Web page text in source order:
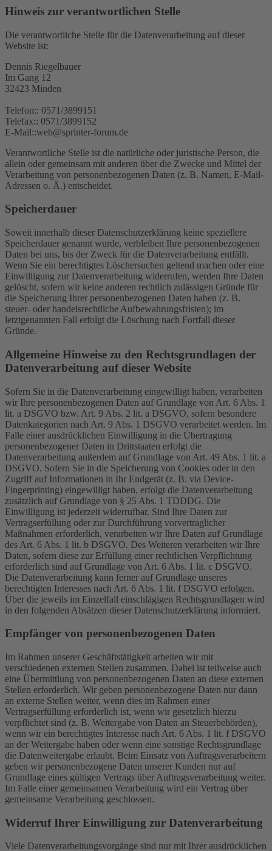
Hinweis zur verantwortlichen Stelle
Die verantwortliche Stelle für die Datenverarbeitung auf dieser
Website ist:
Dennis Riegelbauer
Im Gang 12
32423 Minden
Telefon:: 0571/3899151
Telefax:: 0571/3899152
E-Mail::web@sprinter-forum.de
Verantwortliche Stelle ist die natürliche oder juristische Person, die
allein oder gemeinsam mit anderen über die Zwecke und Mittel der
Verarbeitung von personenbezogenen Daten (z. B. Namen, E-Mail-
Adressen o. Ä.) entscheidet.
Speicherdauer
Soweit innerhalb dieser Datenschutzerklärung keine speziellere
Speicherdauer genannt wurde, verbleiben Ihre personenbezogenen
Daten bei uns, bis der Zweck für die Datenverarbeitung entfällt.
Wenn Sie ein berechtigtes Löschersuchen geltend machen oder eine
Einwilligung zur Datenverarbeitung widerrufen, werden Ihre Daten
gelöscht, sofern wir keine anderen rechtlich zulässigen Gründe für
die Speicherung Ihrer personenbezogenen Daten haben (z. B.
steuer- oder handelsrechtliche Aufbewahrungsfristen); im
letztgenannten Fall erfolgt die Löschung nach Fortfall dieser
Gründe.
Allgemeine Hinweise zu den Rechtsgrundlagen der
Datenverarbeitung auf dieser Website
Sofern Sie in die Datenverarbeitung eingewilligt haben, verarbeiten
wir Ihre personenbezogenen Daten auf Grundlage von Art. 6 Abs. 1
lit. a DSGVO bzw. Art. 9 Abs. 2 lit. a DSGVO, sofern besondere
Datenkategorien nach Art. 9 Abs. 1 DSGVO verarbeitet werden. Im
Falle einer ausdrücklichen Einwilligung in die Übertragung
personenbezogener Daten in Drittstaaten erfolgt die
Datenverarbeitung außerdem auf Grundlage von Art. 49 Abs. 1 lit. a
DSGVO. Sofern Sie in die Speicherung von Cookies oder in den
Zugriff auf Informationen in Ihr Endgerät (z. B. via Device-
Fingerprinting) eingewilligt haben, erfolgt die Datenverarbeitung
zusätzlich auf Grundlage von § 25 Abs. 1 TDDDG. Die
Einwilligung ist jederzeit widerrufbar. Sind Ihre Daten zur
Vertragserfüllung oder zur Durchführung vorvertraglicher
Maßnahmen erforderlich, verarbeiten wir Ihre Daten auf Grundlage
des Art. 6 Abs. 1 lit. b DSGVO. Des Weiteren verarbeiten wir Ihre
Daten, sofern diese zur Erfüllung einer rechtlichen Verpflichtung
erforderlich sind auf Grundlage von Art. 6 Abs. 1 lit. c DSGVO.
Die Datenverarbeitung kann ferner auf Grundlage unseres
berechtigten Interesses nach Art. 6 Abs. 1 lit. f DSGVO erfolgen.
Über die jeweils im Einzelfall einschlägigen Rechtsgrundlagen wird
in den folgenden Absätzen dieser Datenschutzerklärung informiert.
Empfänger von personenbezogenen Daten
Im Rahmen unserer Geschäftstätigkeit arbeiten wir mit
verschiedenen externen Stellen zusammen. Dabei ist teilweise auch
eine Übermittlung von personenbezogenen Daten an diese externen
Stellen erforderlich. Wir geben personenbezogene Daten nur dann
an externe Stellen weiter, wenn dies im Rahmen einer
Vertragserfüllung erforderlich ist, wenn wir gesetzlich hierzu
verpflichtet sind (z. B. Weitergabe von Daten an Steuerbehörden),
wenn wir ein berechtigtes Interesse nach Art. 6 Abs. 1 lit. f DSGVO
an der Weitergabe haben oder wenn eine sonstige Rechtsgrundlage
die Datenweitergabe erlaubt. Beim Einsatz von Auftragsverarbeitern
geben wir personenbezogene Daten unserer Kunden nur auf
Grundlage eines gültigen Vertrags über Auftragsverarbeitung weiter.
Im Falle einer gemeinsamen Verarbeitung wird ein Vertrag über
gemeinsame Verarbeitung geschlossen.
Widerruf Ihrer Einwilligung zur Datenverarbeitung
Viele Datenverarbeitungsvorgänge sind nur mit Ihrer ausdrücklichen